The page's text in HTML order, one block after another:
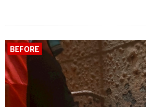
BEFORE